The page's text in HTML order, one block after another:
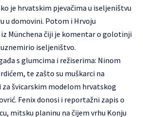
je hrvatskim pjevačima u iseljeništvu
u domovini. Potom i Hrvoju
Münchena čiji je komentar o golotinji
iseljeništvo.
s glumcima i režiserima: Ninom
te zašto su muškarci na
za švicarskim modelom hrvatskog
Fenix donosi i reportažni zapis o
mitsku planinu na čijem vrhu Konju